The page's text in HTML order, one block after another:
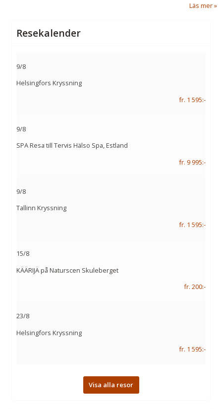
Läs mer
Resekalender
9/8
Helsingfors Kryssning
fr. 1 595:-
9/8
SPA Resa till Tervis Hälso Spa, Estland
fr. 9 995:-
9/8
Tallinn Kryssning
fr. 1 595:-
15/8
KÄÄRIJÄ på Naturscen Skuleberget
fr. 200:-
23/8
Helsingfors Kryssning
fr. 1 595:-
Visa alla resor